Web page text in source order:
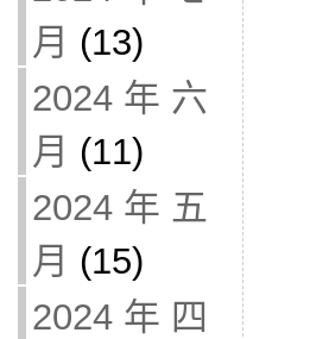
月 (13)
2024 年 六
月 (11)
2024 年 五
月 (15)
2024 年 四